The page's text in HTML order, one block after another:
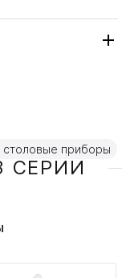
приборы
СЕРИИ